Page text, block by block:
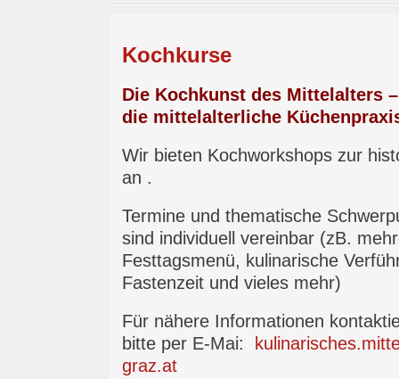
Kochkurse
Die Kochkunst des Mittelalters
die mittelalterliche
Wir bieten Kochworkshops zur
an .
Termine und thematische
sind individuell vereinbar (zB.
Festtagsmenü, kulinarische
Fastenzeit und vieles mehr)
Für nähere Informationen
bitte per E-Mai:
graz.at